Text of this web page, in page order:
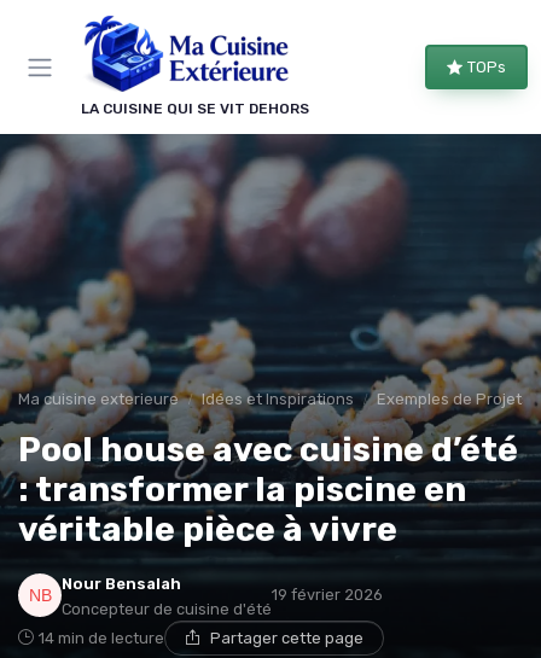
LA CUISINE QUI SE VIT DEHORS
TOPs
Ma cuisine exterieure Idées et Inspirations Exemples de Projets
Pool house avec cuisine d’été
: transformer la piscine en
véritable pièce à vivre
Nour Bensalah
Concepteur de cuisine d'été
19 février 2026
14 min de lecture Partager cette page
Panneau de gestion des cookies